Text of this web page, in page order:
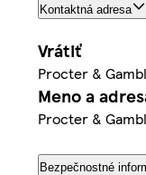
Kontaktná adresa
Vrátiť
Procter &
Meno a
Procter &
Bezpečnostné